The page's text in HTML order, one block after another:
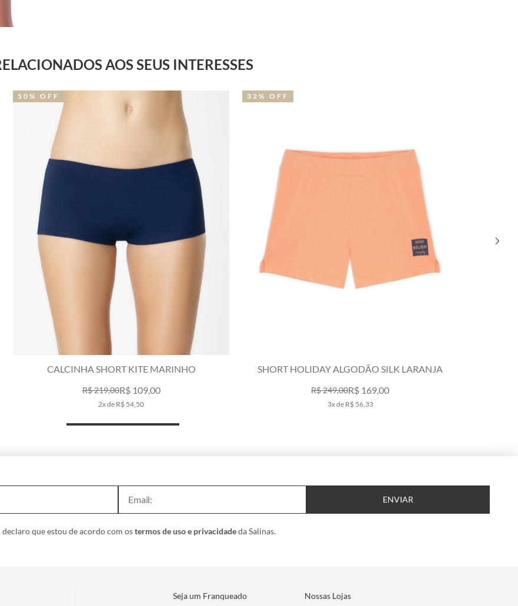
AOS SEUS INTERESSES
CALCINHA SHORT KITE MARINHO
R$ 219,00R$ 109,00
2x de R$ 54,50
50% OFF
SHORT HOLIDAY ALGODÃO SILK LARANJA
R$ 249,00R$ 169,00
3x de R$ 56,33
32% OFF
ENVIAR
que estou de acordo com ostermos de uso e privacidadeda Salinas.
Seja um Franqueado Nossas Lojas